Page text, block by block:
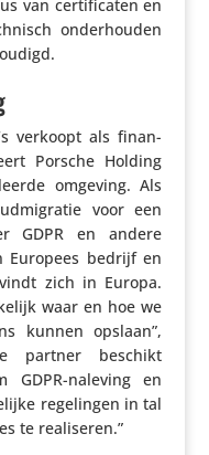
van certi­fi­caten en
onder­houden
verkoopt als finan­
Porsche Holding
omgeving. Als
voor een
GDPR en andere
Europees bedrijf en
zich in Europa.
waar en hoe we
kunnen opslaan”,
partner beschikt
naleving en
rege­lingen in tal
te realiseren.”